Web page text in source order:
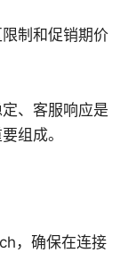
制和促销期价
、客服响应是
组成。
，确保在连接